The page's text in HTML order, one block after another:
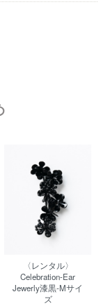
〈レンタル〉
Celebration-Ear
Jewerly漆黒-Mサイ
ズ